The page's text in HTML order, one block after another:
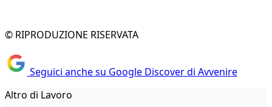
© RIPRODUZIONE RISERVATA
Seguici anche su Google Discover di Avvenire
Altro di Lavoro